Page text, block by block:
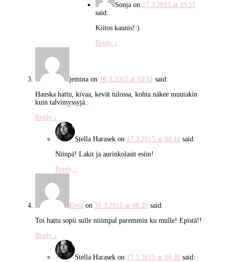
Sonjaon 17.3.2015 at 19:51
said:
Kiitos kaunis!:)
Reply ↓
jeminaon 16.3.2015 at 10:51 said:
Hauska hattu, kivaa, kevät tulossa, kohta näkee muutakin
kuin talvimyssyjä..
Reply ↓
Stella Harasekon 17.3.2015 at 04:41 said:
Niinpä! Lakit ja aurinkolasit esiin!
Reply ↓
Eeva on 16.3.2015 at 08:29 said:
Toi hattu sopii sulle niiimpal paremmin ku mulle! Epistä!!
Reply ↓
Stella Harasekon 17.3.2015 at 04:39 said: